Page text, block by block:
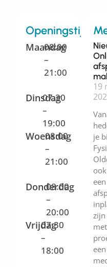
Openingstijden
Maandag
08:00
–
21:00
Dinsdag
07:30
–
19:00
Woensdag
08:00
–
21:00
Donderdag
08:00
–
20:00
Vrijdag
07:30
–
18:00
19
je
een
zijn